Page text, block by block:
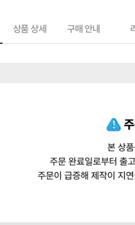
상품 상세 구매 안내